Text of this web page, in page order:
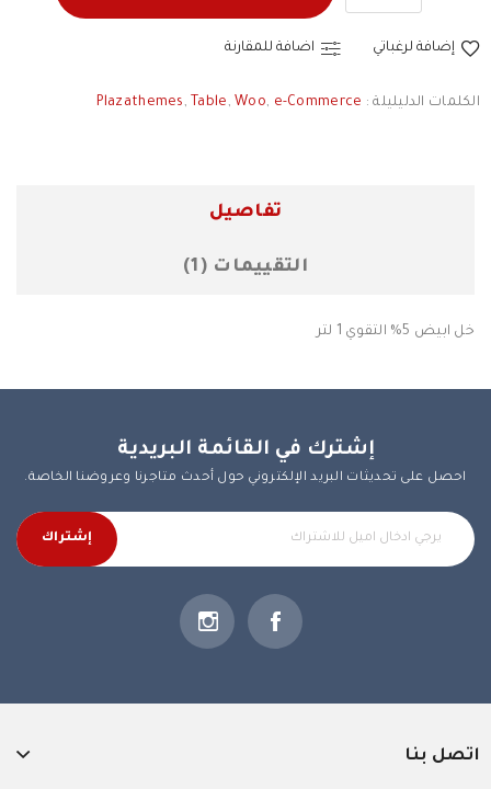
إضافة لرغباتي اضافة للمقارنة
الكلمات الدليليلة : Plazathemes , Table , Woo, e-Commerce
تفاصيل
التقييمات (1)
خل ابيض 5% التقوي 1 لتر
إشترك في القائمة البريدية
احصل على تحديثات البريد الإلكتروني حول أحدث متاجرنا وعروضنا الخاصة.
إشتراك
اتصل بنا